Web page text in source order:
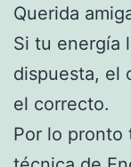
Querida
Si tu energía
dispuesta, el
el correcto.
Por lo pronto